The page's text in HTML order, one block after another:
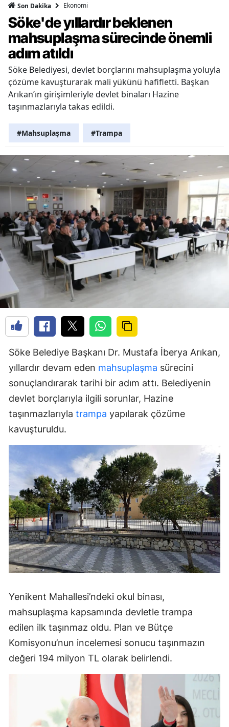
Son Dakika Ekonomi
Söke'de yıllardır beklenen
mahsuplaşma sürecinde önemli
adım atıldı
Söke Belediyesi, devlet borçlarını mahsuplaşma yoluyla
çözüme kavuşturarak mali yükünü hafifletti. Başkan
Arıkan’ın girişimleriyle devlet binaları Hazine
taşınmazlarıyla takas edildi.
#Mahsuplaşma #Trampa
Söke Belediye Başkanı Dr. Mustafa İberya Arıkan,
yıllardır devam eden mahsuplaşma sürecini
sonuçlandırarak tarihi bir adım attı. Belediyenin
devlet borçlarıyla ilgili sorunlar, Hazine
taşınmazlarıyla trampa yapılarak çözüme
kavuşturuldu.
Yenikent Mahallesi’ndeki okul binası,
mahsuplaşma kapsamında devletle trampa
edilen ilk taşınmaz oldu. Plan ve Bütçe
Komisyonu’nun incelemesi sonucu taşınmazın
değeri 194 milyon TL olarak belirlendi.